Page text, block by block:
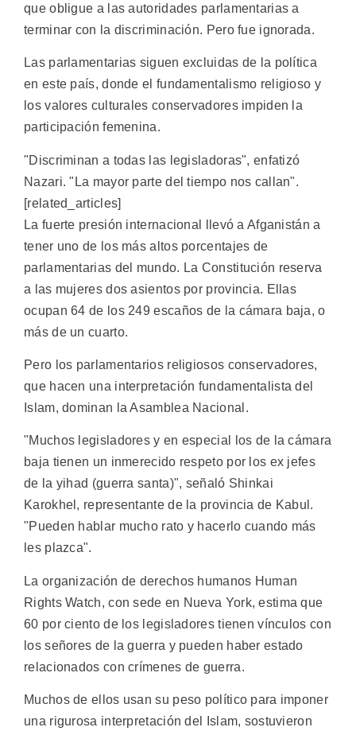
que obligue a las autoridades parlamentarias a
terminar con la discriminación. Pero fue ignorada.
Las parlamentarias siguen excluidas de la política
en este país, donde el fundamentalismo religioso y
los valores culturales conservadores impiden la
participación femenina.
"Discriminan a todas las legisladoras", enfatizó
Nazari. "La mayor parte del tiempo nos callan".
[related_articles]
La fuerte presión internacional llevó a Afganistán a
tener uno de los más altos porcentajes de
parlamentarias del mundo. La Constitución reserva
a las mujeres dos asientos por provincia. Ellas
ocupan 64 de los 249 escaños de la cámara baja, o
más de un cuarto.
Pero los parlamentarios religiosos conservadores,
que hacen una interpretación fundamentalista del
Islam, dominan la Asamblea Nacional.
"Muchos legisladores y en especial los de la cámara
baja tienen un inmerecido respeto por los ex jefes
de la yihad (guerra santa)", señaló Shinkai
Karokhel, representante de la provincia de Kabul.
"Pueden hablar mucho rato y hacerlo cuando más
les plazca".
La organización de derechos humanos Human
Rights Watch, con sede en Nueva York, estima que
60 por ciento de los legisladores tienen vínculos con
los señores de la guerra y pueden haber estado
relacionados con crímenes de guerra.
Muchos de ellos usan su peso político para imponer
una rigurosa interpretación del Islam, sostuvieron